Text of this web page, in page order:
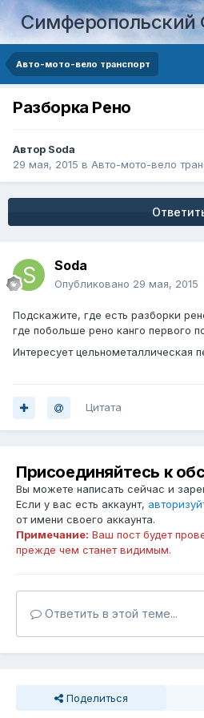
Авто-мото-вело транспорт
Разборка Рено
Автор Soda
29 мая, 2015 в Авто-мото-вело
Soda
Опубликовано 29 мая, 2015
Подскажите, где есть разборки
где побольше рено канго первого
Интересует цельнометаллическая
Цитата
Присоединяйтесь к
Вы можете написать сейчас и
Если у вас есть аккаунт,
от имени своего аккаунта.
Примечание: Ваш пост будет
прежде чем станет видимым.
Ответить в этой теме...
Поделиться